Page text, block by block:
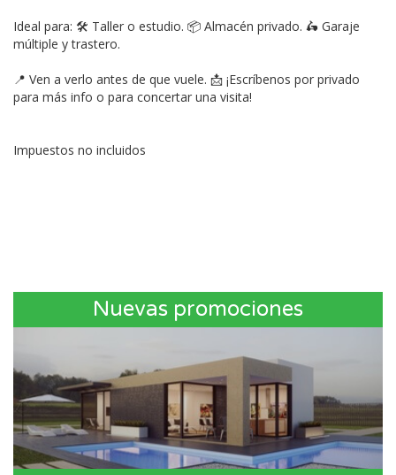
Ideal para: 🛠 Taller o estudio. 📦 Almacén privado. 🛵 Garaje
múltiple y trastero.
📍 Ven a verlo antes de que vuele. 📩 ¡Escríbenos por privado
para más info o para concertar una visita!
Impuestos no incluidos
Nuevas promociones